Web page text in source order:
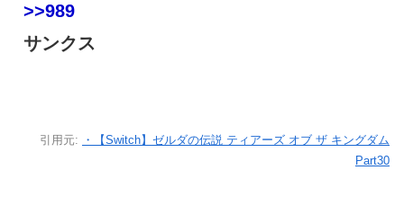
>>989
サンクス
引用元:
・【Switch】ゼルダの伝説 ティアーズ オブ ザ キングダム
Part30